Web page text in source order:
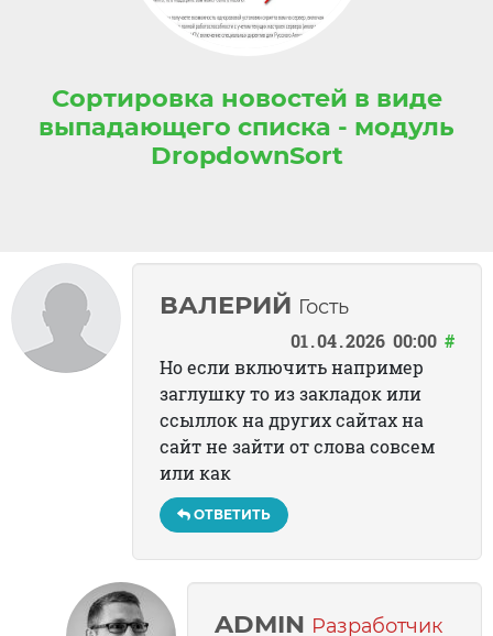
Сортировка новостей в виде
выпадающего списка - модуль
DropdownSort
ВАЛЕРИЙ Гость
01 04 2026 00:00 #
Но если включить например
заглушку то из закладок или
ссыллок на других сайтах на
сайт не зайти от слова совсем
или как
ОТВЕТИТЬ
ADMIN Разработчик